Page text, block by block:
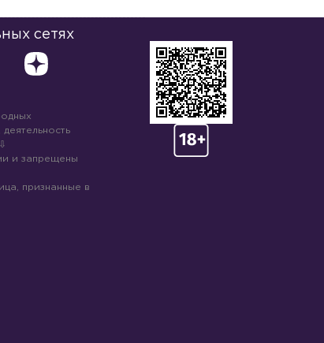
сетях
и запрещены
признанные в